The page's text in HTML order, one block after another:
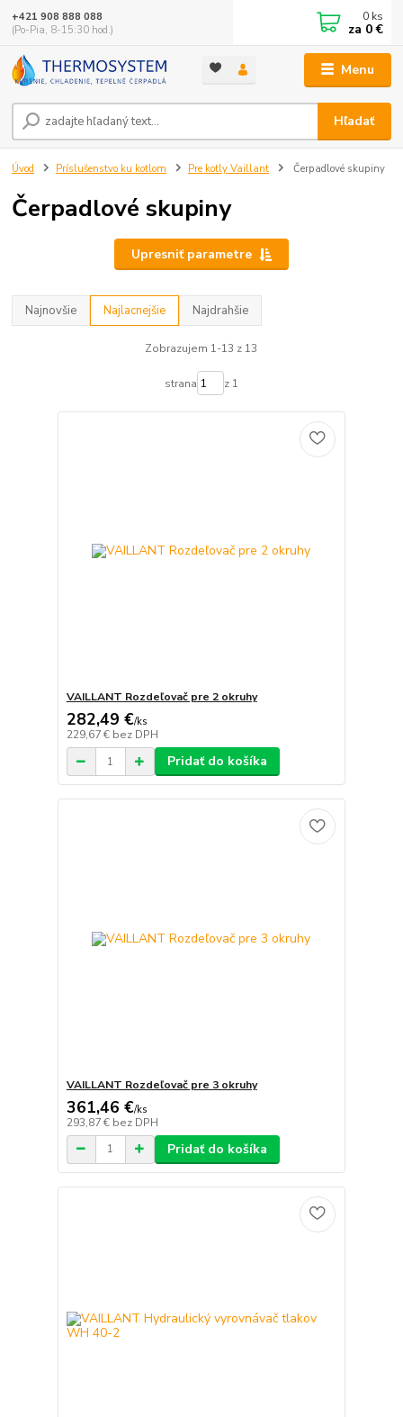
Menu
Hľadať
+421 908 888 088
(Po-Pia, 8-15:30 hod.)
0 ks
za 0 €
Úvod Príslušenstvo ku kotlom Pre kotly Vaillant Čerpadlové skupiny
Čerpadlové skupiny
Upresniť parametre
Najnovšie Najlacnejšie Najdrahšie
Zobrazujem 1-13 z 13
strana z 1
VAILLANT Rozdeľovač pre 2 okruhy
282,49 €/ks
229,67 € bez DPH
Pridať do košíka
VAILLANT Rozdeľovač pre 3 okruhy
361,46 €/ks
293,87 € bez DPH
Pridať do košíka